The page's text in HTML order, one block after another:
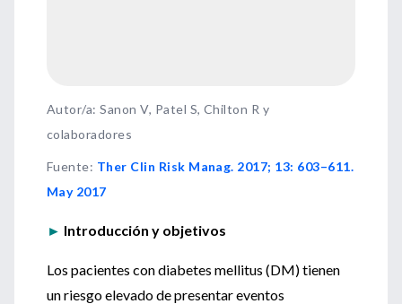
Autor/a: Sanon V, Patel S, Chilton R y
colaboradores
Fuente: Ther Clin Risk Manag. 2017; 13: 603–611.
May 2017
► Introducción y objetivos
Los pacientes con diabetes mellitus (DM) tienen
un riesgo elevado de presentar eventos